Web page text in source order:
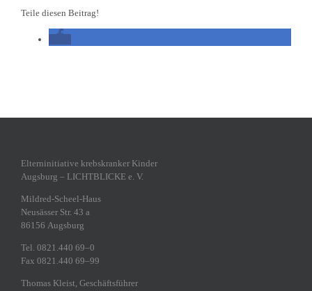
Teile diesen Beitrag!
Eltern­in­itiative krebs­kranker Kinder
Augsburg – LICHTBLICKE e. V.
Mildred-Scheel-Haus
Neusässer Str. 43 a
86156 Augsburg
Tel. 0821.440 69–0
Fax 0821.440 69–99
Thomas Kleist, Geschäftsführer